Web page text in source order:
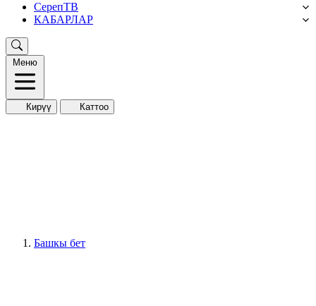
СерепТВ
КАБАРЛАР
Меню
Кирүү Каттоо
Башкы бет